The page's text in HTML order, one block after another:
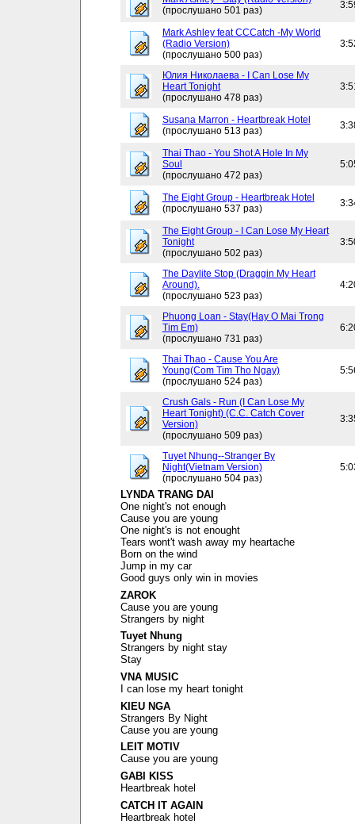
(прослушано 501 раз)
Mark Ashley feat CCCatch -My World
(Radio Version)
(прослушано 500 раз)
Юлия Николаева - I Can Lose My
Heart Tonight
(прослушано 478 раз)
Susana Marron - Heartbreak Hotel
(прослушано 513 раз)
Thai Thao - You Shot A Hole In My
Soul
(прослушано 472 раз)
The Eight Group - Heartbreak Hotel
(прослушано 537 раз)
The Eight Group - I Can Lose My Heart
Tonight
(прослушано 502 раз)
The Daylite Stop (Draggin My Heart
Around).
(прослушано 523 раз)
Phuong Loan - Stay(Hay O Mai Trong
Tim Em)
(прослушано 731 раз)
Thai Thao - Cause You Are
Young(Com Tim Tho Ngay)
(прослушано 524 раз)
Crush Gals - Run (I Can Lose My
Heart Tonight) (C.C. Catch Cover
Version)
(прослушано 509 раз)
Tuyet Nhung--Stranger By
Night(Vietnam Version)
(прослушано 504 раз)
LYNDA TRANG DAI
One night's not enough
Cause you are young
One night's is not enought
Tears wont't wash away my heartache
Born on the wind
Jump in my car
Good guys only win in movies
ZAROK
Cause you are young
Strangers by night
Tuyet Nhung
Strangers by night stay
Stay
VNA MUSIC
I can lose my heart tonight
KIEU NGA
Strangers By Night
Cause you are young
LEIT MOTIV
Cause you are young
GABI KISS
Heartbreak hotel
CATCH IT AGAIN
Heartbreak hotel